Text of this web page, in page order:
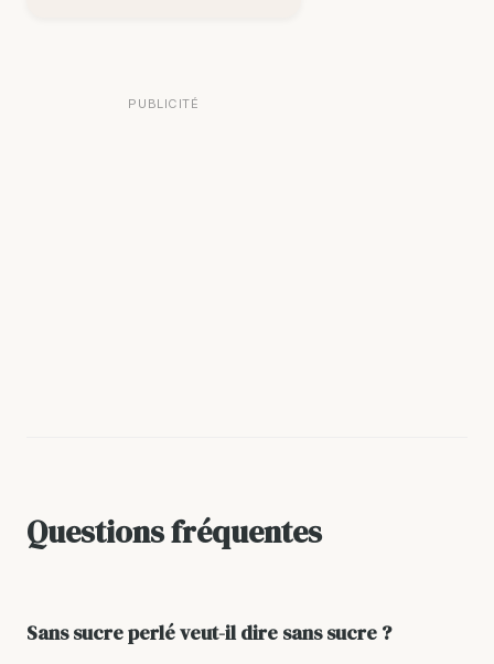
PUBLICITÉ
Questions fréquentes
Sans sucre perlé veut-il dire sans sucre ?